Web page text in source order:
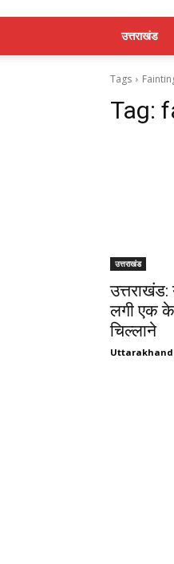
उत्तराखंड
Tags
Tag:
उत्तराखंड
लगी एक के
चिल्लाने